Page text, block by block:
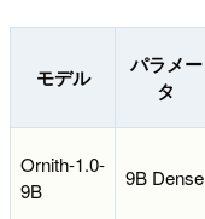
モデル
パラメー
タ
Ornith-1.0-
9B
9B Dense